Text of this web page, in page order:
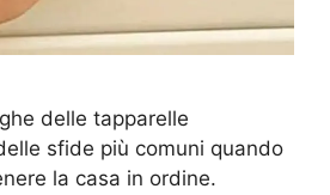
delle tapparelle
sfide più comuni quando
la casa in ordine.